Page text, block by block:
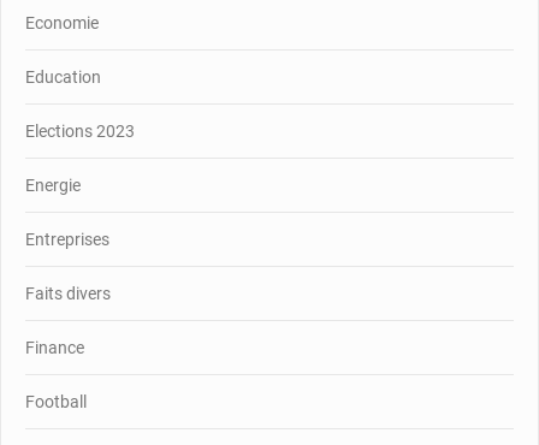
Economie
Education
Elections 2023
Energie
Entreprises
Faits divers
Finance
Football